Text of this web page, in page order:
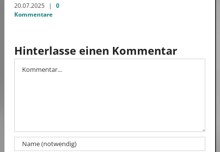
20.07.2025 |
0
Kommentare
Hinterlasse einen Kommentar